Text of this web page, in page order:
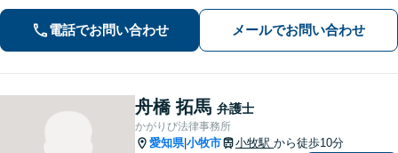
方でもまずは無料相談を！【男女1名ず
つ弁護士在籍】
電話でお問い合わせ メールでお問い合わせ
舟橋 拓馬 弁護士
かがりび法律事務所
愛知県|小牧市 小牧駅 から徒歩10分